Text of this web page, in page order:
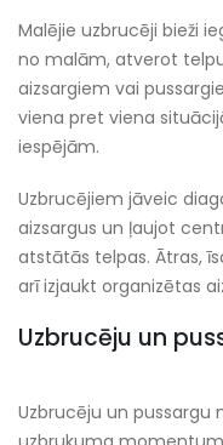
Malējie uzbrucēji bieži
no malām, atverot
aizsargiem vai
viena pret viena
iespējām.
Uzbrucējiem jāveic
aizsargus un ļaujot
atstātās telpas. Ātras,
arī izjaukt organizētas
Uzbrucēju un
Uzbrucēju un pussargu